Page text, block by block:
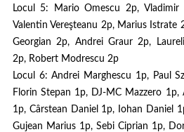
Locul 5:
Mario Omescu 2p,
Valentin Vereşteanu 2p, Marius Istrate
Georgian 2p, Andrei Graur 2p,
2p, Robert Modrescu 2p
Locul 6: Andrei Marghescu 1p, Paul
Florin Stepan 1p, DJ-MC Mazzero 1p,
1p, Cârstean Daniel 1p, Iohan Daniel
Gujean Marius 1p, Sebi Ciprian 1p,